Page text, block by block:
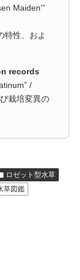
Maiden'”
特性、およ
records
/
栽培変異の
ロゼット型水草
草図鑑